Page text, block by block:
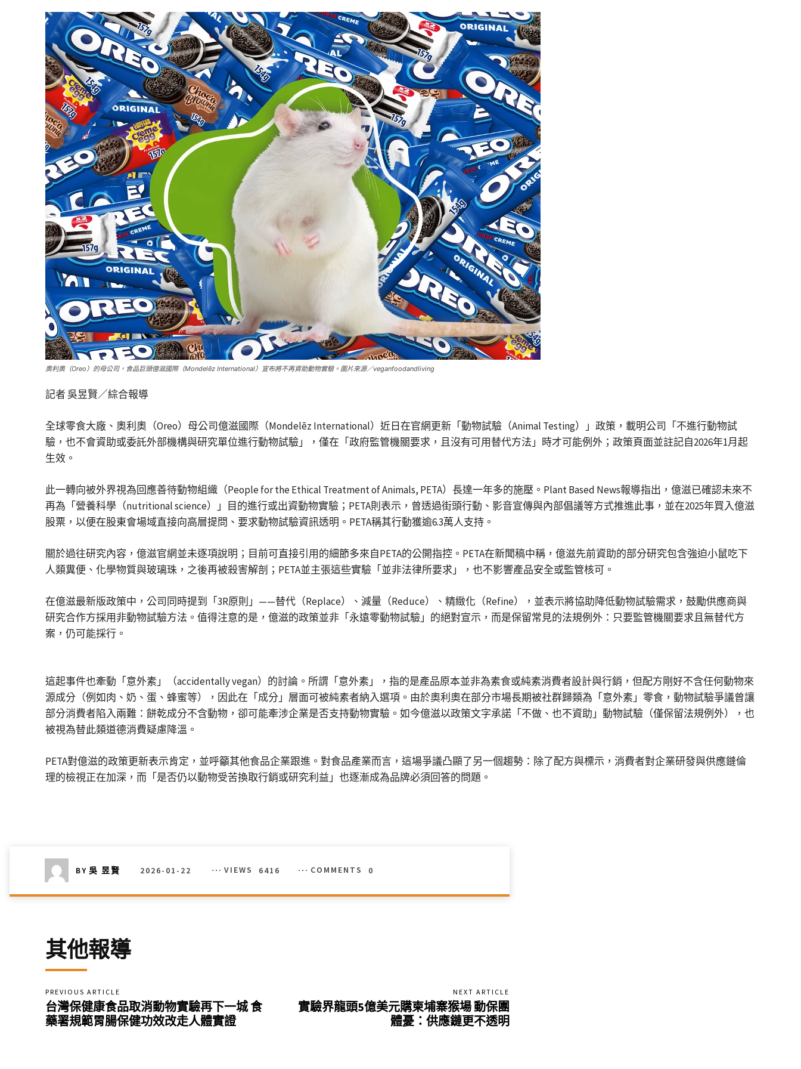
奧利奧（Oreo）的母公司，食品巨頭億滋國際（Mondelēz International）宣布將不再資助動物實驗。圖片來源／veganfoodandliving
記者 吳昱賢／綜合報導
全球零食大廠、奧利奧（Oreo）母公司億滋國際（Mondelēz International）近日在官網更新「動物試驗（Animal Testing）」政策，載明公司「不進行動物試
驗，也不會資助或委託外部機構與研究單位進行動物試驗」，僅在「政府監管機關要求，且沒有可用替代方法」時才可能例外；政策頁面並註記自2026年1月起
生效。
此一轉向被外界視為回應善待動物組織（People for the Ethical Treatment of Animals, PETA）長達一年多的施壓。Plant Based News報導指出，億滋已確認未來不
再為「營養科學（nutritional science）」目的進行或出資動物實驗；PETA則表示，曾透過街頭行動、影音宣傳與內部倡議等方式推進此事，並在2025年買入億滋
股票，以便在股東會場域直接向高層提問、要求動物試驗資訊透明。PETA稱其行動獲逾6.3萬人支持。
關於過往研究內容，億滋官網並未逐項說明；目前可直接引用的細節多來自PETA的公開指控。PETA在新聞稿中稱，億滋先前資助的部分研究包含強迫小鼠吃下
人類糞便、化學物質與玻璃珠，之後再被殺害解剖；PETA並主張這些實驗「並非法律所要求」，也不影響產品安全或監管核可。
在億滋最新版政策中，公司同時提到「3R原則」——替代（Replace）、減量（Reduce）、精緻化（Refine），並表示將協助降低動物試驗需求，鼓勵供應商與
研究合作方採用非動物試驗方法。值得注意的是，億滋的政策並非「永遠零動物試驗」的絕對宣示，而是保留常見的法規例外：只要監管機關要求且無替代方
案，仍可能採行。
這起事件也牽動「意外素」（accidentally vegan）的討論。所謂「意外素」，指的是產品原本並非為素食或純素消費者設計與行銷，但配方剛好不含任何動物來
源成分（例如肉、奶、蛋、蜂蜜等），因此在「成分」層面可被純素者納入選項。由於奧利奧在部分市場長期被社群歸類為「意外素」零食，動物試驗爭議曾讓
部分消費者陷入兩難：餅乾成分不含動物，卻可能牽涉企業是否支持動物實驗。如今億滋以政策文字承諾「不做、也不資助」動物試驗（僅保留法規例外），也
被視為替此類道德消費疑慮降溫。
PETA對億滋的政策更新表示肯定，並呼籲其他食品企業跟進。對食品產業而言，這場爭議凸顯了另一個趨勢：除了配方與標示，消費者對企業研發與供應鏈倫
理的檢視正在加深，而「是否仍以動物受苦換取行銷或研究利益」也逐漸成為品牌必須回答的問題。
BY 吳 昱賢 2026-01-22 VIEWS 6416 COMMENTS 0
其他報導
PREVIOUS ARTICLE
台灣保健康食品取消動物實驗再下一城 食
藥署規範胃腸保健功效改走人體實證
NEXT ARTICLE
實驗界龍頭5億美元購柬埔寨猴場 動保團
體憂：供應鏈更不透明